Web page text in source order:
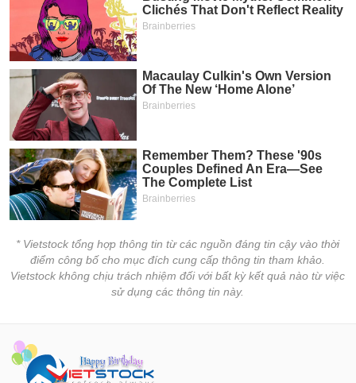
* Vietstock tổng hợp thông tin từ các nguồn đáng tin cậy vào thời
điểm công bố cho mục đích cung cấp thông tin tham khảo.
Vietstock không chịu trách nhiệm đối với bất kỳ kết quả nào từ việc
sử dụng các thông tin này.